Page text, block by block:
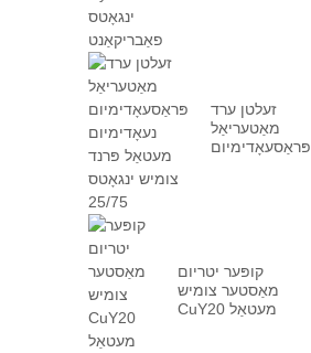
זעלטן ערד
מאַטעריאַל
פּראַסעאָדימיום
קופּער יטריום
מאַסטער צומיש
CuY20 מעטאַל